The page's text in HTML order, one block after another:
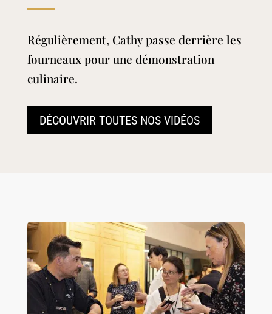
Régulièrement, Cathy passe derrière les
fourneaux pour une démonstration
culinaire.
DÉCOUVRIR TOUTES NOS VIDÉOS